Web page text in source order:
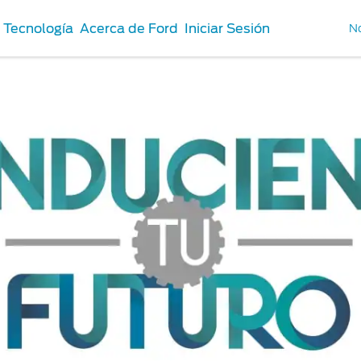
de Servicio
Repuestos Originales
Tecnología Acerca de Ford Iniciar Sesión